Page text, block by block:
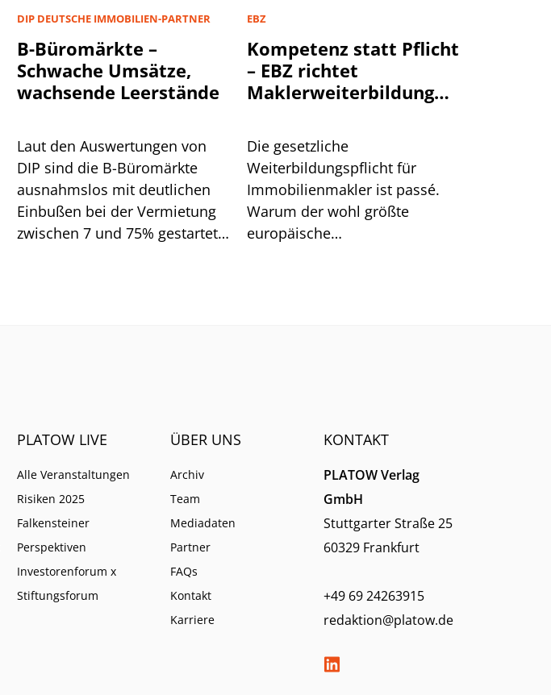
DIP DEUTSCHE IMMOBILIEN-PARTNER
B-Büromärkte –
Schwache Umsätze,
wachsende Leerstände
Laut den Auswertungen von
DIP sind die B-Büromärkte
ausnahmslos mit deutlichen
Einbußen bei der Vermietung
zwischen 7 und 75% gestartet.
EBZ
Kompetenz statt Pflicht
– EBZ richtet
Maklerweiterbildung
Die gesetzliche
Weiterbildungspflicht für
Immobilienmakler ist passé.
Warum der wohl größte
europäische
PLATOW LIVE
Alle Veranstaltungen
Risiken 2025
Falkensteiner
Perspektiven
Investorenforum x
Stiftungsforum
ÜBER UNS
Archiv
Team
Mediadaten
Partner
FAQs
Kontakt
Karriere
KONTAKT
PLATOW Verlag
GmbH
Stuttgarter Straße 25
60329 Frankfurt
+49 69 24263915
redaktion@platow.de